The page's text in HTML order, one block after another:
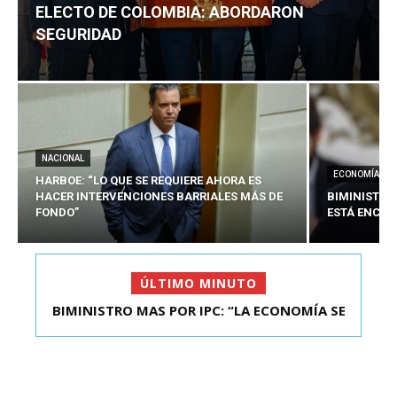
ELECTO DE COLOMBIA: ABORDARON
SEGURIDAD
NACIONAL
HARBOE: “LO QUE SE REQUIERE AHORA ES
HACER INTERVENCIONES BARRIALES MÁS DE
FONDO”
ECONOMÍA
BIMINISTRO
ESTÁ
ÚLTIMO MINUTO
KAST SE REUNIÓ CON EL PRESIDENTE ELECTO DE
BIMINISTRO MAS POR IPC: “LA ECONOMÍA SE